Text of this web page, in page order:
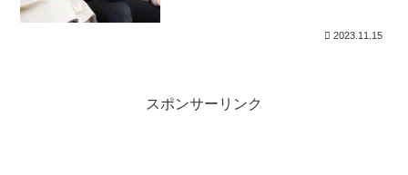
2023.11.15
スポンサーリンク